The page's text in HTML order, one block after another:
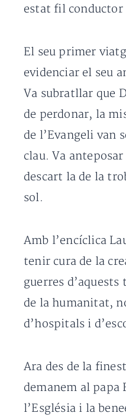
estat fil
El seu primer
evidenciar el seu
Va subratllar que
de perdonar, la
de l’Evangeli van
clau. Va
descart la de la
sol.
Amb l’encíclica
tenir cura de la
guerres
de la humanitat,
d’hospitals i
Ara des de la
demanem al papa
l’Església i la